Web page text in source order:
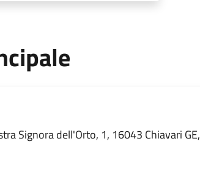
Signora dell'Orto, 1, 16043 Chiavari GE,